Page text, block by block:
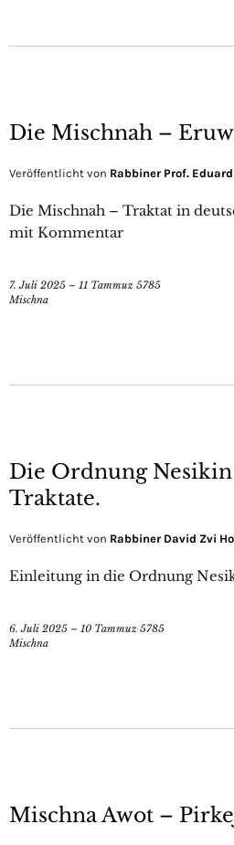
Die Mischnah –
Veröffentlicht von Rabbiner Prof.
Die Mischnah – Traktat in
mit Kommentar
7. Juli 2025 – 11 Tammuz 5785
Mischna
Die Ordnung
Traktate.
Veröffentlicht von Rabbiner David Zvi
Einleitung in die Ordnung
6. Juli 2025 – 10 Tammuz 5785
Mischna
Mischna Awot –